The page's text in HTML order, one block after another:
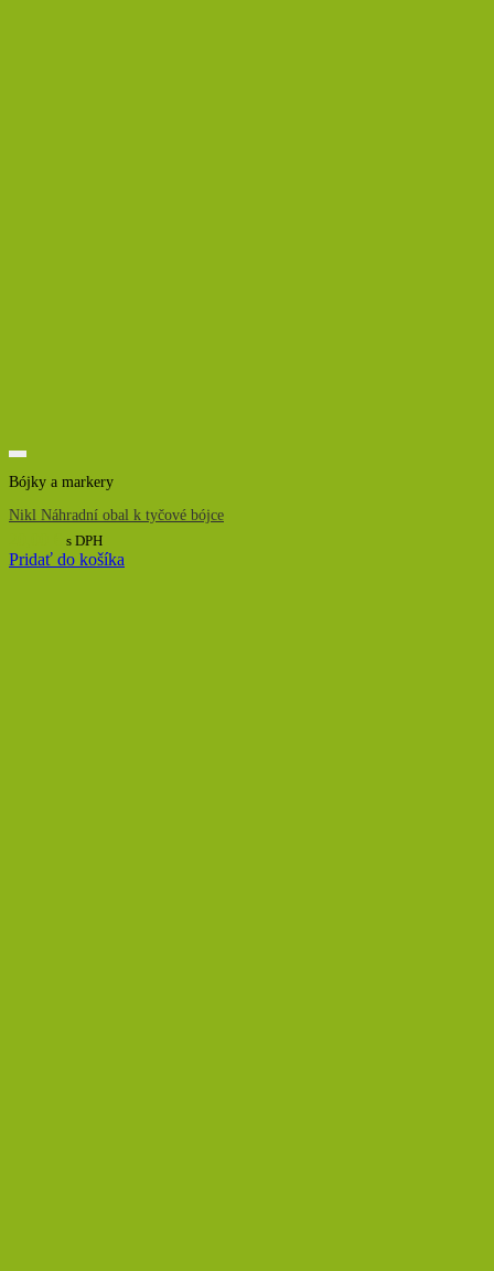
Bójky a markery
Nikl Náhradní obal k tyčové bójce
s DPH
Pridať do košíka